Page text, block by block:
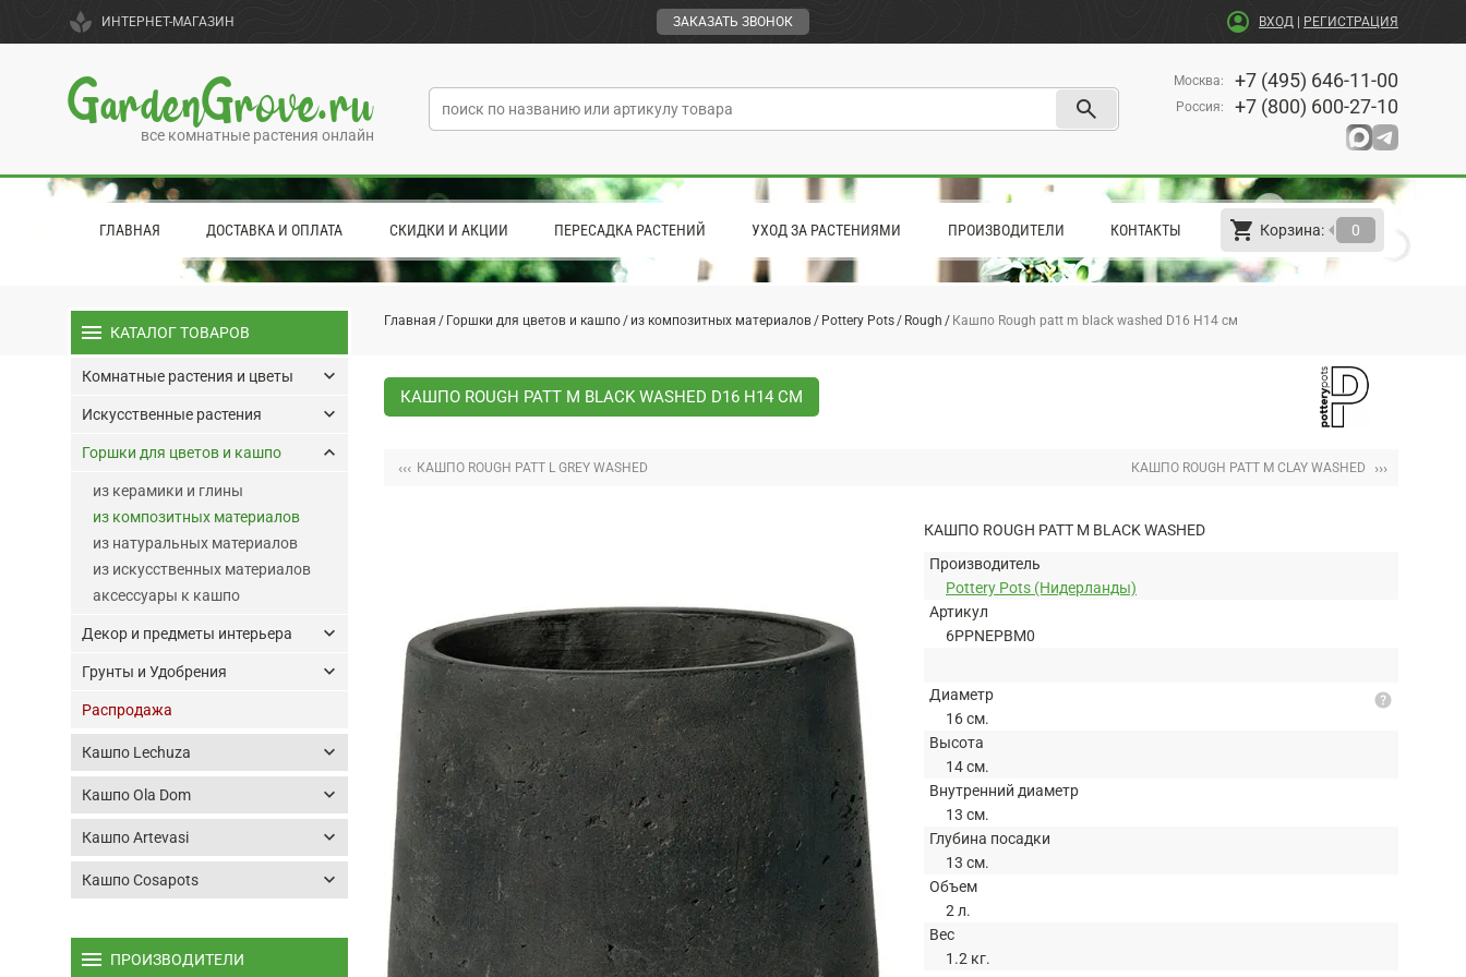
spa ИНТЕРНЕТ-МАГАЗИН ЗАКАЗАТЬ ЗВОНОК account_circle ВХОД РЕГИСТРАЦИЯ
GardenGrove.ru
все комнатные растения онлайн
search
Москва: +7 (495) 646-11-00
Россия: +7 (800) 600-27-10
ГЛАВНАЯ ДОСТАВКА И ОПЛАТА СКИДКИ И АКЦИИ ПЕРЕСАДКА РАСТЕНИЙ УХОД ЗА РАСТЕНИЯМИ ПРОИЗВОДИТЕЛИ КОНТАКТЫ shopping_cart Корзина: 0
arrow_left
Главная Горшки для цветов и кашпо из композитных материалов Pottery Pots Rough Кашпо Rough patt m black washed D16 H14 см
КАШПО ROUGH PATT M BLACK WASHED D16 H14 СМ
‹‹‹ КАШПО ROUGH PATT L GREY WASHED КАШПО ROUGH PATT M CLAY WASHED ›››
КАШПО ROUGH PATT M BLACK WASHED
Производитель
Pottery Pots (Нидерланды)
Артикул
6PPNEPBM0
Диаметр
16 см.
Высота
14 см.
Внутренний диаметр
13 см.
Глубина посадки
13 см.
Объем
2 л.
Вес
1.2 кг.
help
menu КАТАЛОГ ТОВАРОВ
Комнатные растения и цветы keyboard_arrow_down
Искусственные растения keyboard_arrow_down
Горшки для цветов и кашпо keyboard_arrow_up
из керамики и глины
из композитных материалов
из натуральных материалов
из искусственных материалов
аксессуары к кашпо
Декор и предметы интерьера keyboard_arrow_down
Грунты и Удобрения keyboard_arrow_down
Распродажа
Кашпо Lechuza keyboard_arrow_down
Кашпо Ola Dom keyboard_arrow_down
Кашпо Artevasi keyboard_arrow_down
Кашпо Cosapots keyboard_arrow_down
menu ПРОИЗВОДИТЕЛИ